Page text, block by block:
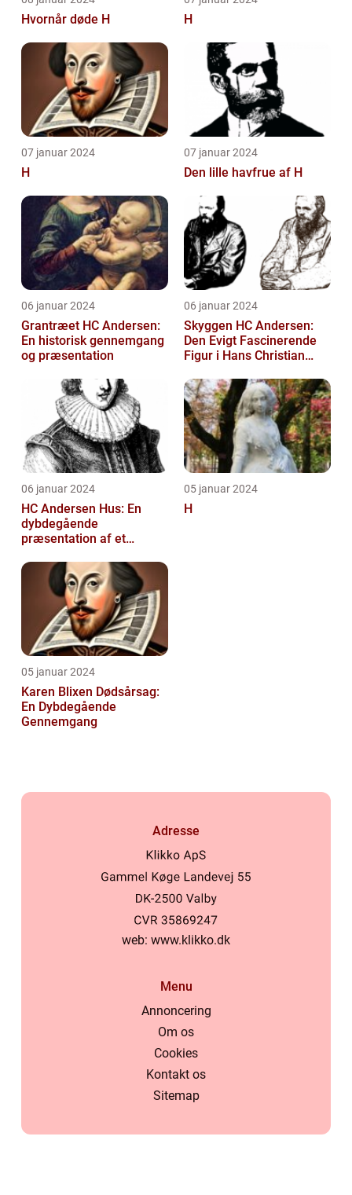
Hvornår døde H H
07 januar 2024
H
07 januar 2024
Den lille havfrue af H
06 januar 2024
Grantræet HC Andersen:
En historisk gennemgang
og præsentation
06 januar 2024
Skyggen HC Andersen:
Den Evigt Fascinerende
Figur i Hans Christian
06 januar 2024
HC Andersen Hus: En
dybdegående
præsentation af et
05 januar 2024
H
05 januar 2024
Karen Blixen Dødsårsag:
En Dybdegående
Gennemgang
Adresse
web: www.klikko.dk
Menu
Annoncering
Om os
Cookies
Kontakt os
Sitemap